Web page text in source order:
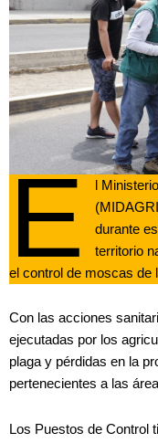
E
l
durante
territorio
el control de moscas de
Con las acciones
ejecutadas por los
plaga y pérdidas en la
pertenecientes a las
Los Puestos de Control